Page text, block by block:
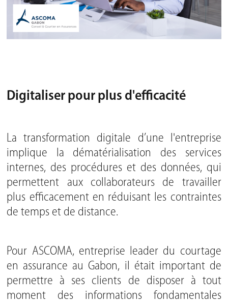
Digitaliser pour plus d'efficacité
La transformation digitale d’une l'entreprise
implique la dématérialisation des services
internes, des procédures et des données, qui
permettent aux collaborateurs de travailler
plus efficacement en réduisant les contraintes
de temps et de distance.
Pour ASCOMA, entreprise leader du courtage
en assurance au Gabon, il était important de
permettre à ses clients de disposer à tout
moment des informations fondamentales